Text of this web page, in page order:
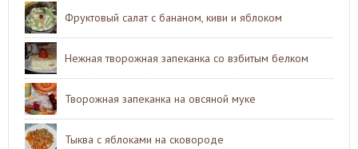
Фруктовый салат с бананом, киви и яблоком
Нежная творожная запеканка со взбитым белком
Творожная запеканка на овсяной муке
Тыква с яблоками на сковороде